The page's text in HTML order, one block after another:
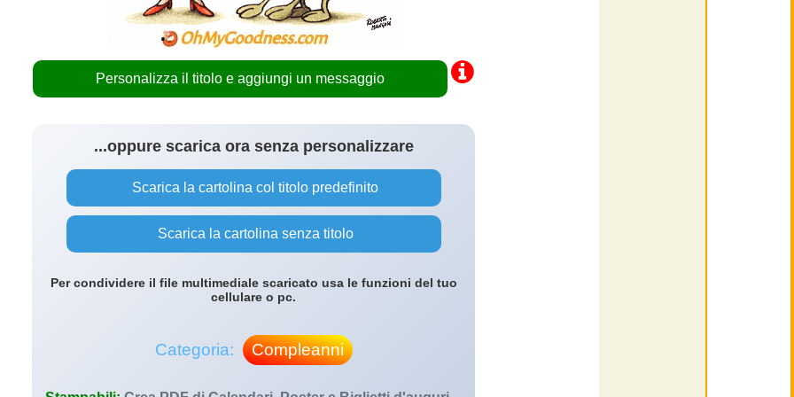
Personalizza il titolo e aggiungi un messaggio
...oppure scarica ora senza personalizzare
Scarica la cartolina col titolo predefinito
Scarica la cartolina senza titolo
Per condividere il file multimediale scaricato usa le funzioni del tuo
cellulare o pc.
Categoria: Compleanni